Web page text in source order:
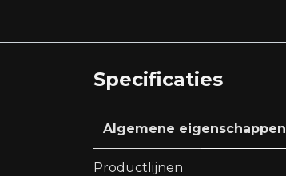
Specificaties
Algemene eigenschappen
Productlijnen